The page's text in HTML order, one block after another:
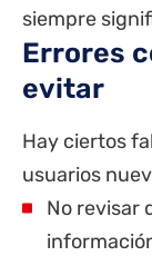
siempre
Errores
evitar
Hay ciertos
usuarios
No revisar